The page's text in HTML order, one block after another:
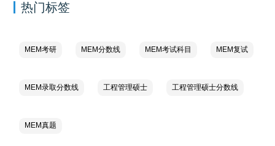
热门标签
MEM考研 MEM分数线 MEM考试科目 MEM复试
MEM录取分数线 工程管理硕士 工程管理硕士分数线
MEM真题